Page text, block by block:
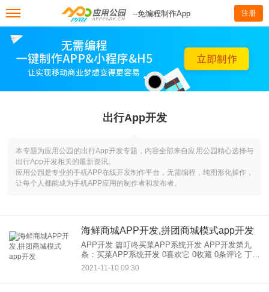
--免编程制作App 注册
出行App开发
本专题为应用公园的出行App开发专题，内容全部来自应用公园精心选择与
出行App开发相关的最新资讯。
应用公园是专业的手机APP在线开发制作平台，无需编程，纯图形化操作，
让每个人都能成为手机APP应用的制作者和发布者。
海鲜商城APP开发,拼团商城模式app开发
APP开发 篇叮咚买菜APP系统开发 APP开发第九
条：买菜APP系统开发 0喜欢它 0收藏 0条评论 丁咚
杂货铺购物系统开发，振盛130微6623同号拨打
0765，叮咚杂货铺购
2021-11-10 09:30